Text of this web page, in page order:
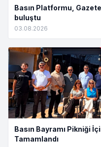
Basın Platformu,
buluştu
03.08.2026
Basın Bayramı Pikniği
Tamamlandı